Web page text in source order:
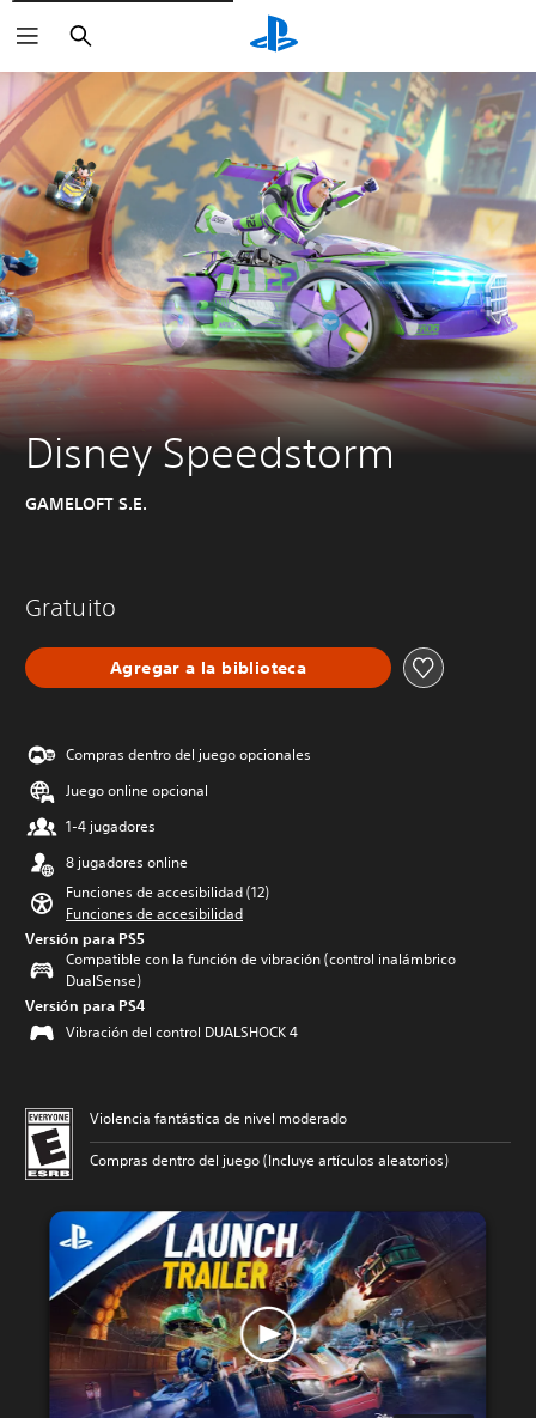
Buscar
Disney Speedstorm
GAMELOFT S.E.
Gratuito
Agregar a la biblioteca
Compras dentro del juego opcionales
Juego online opcional
1-4 jugadores
8 jugadores online
Funciones de accesibilidad (12)
Funciones de accesibilidad
Versión para PS5
Compatible con la función de vibración (control inalámbrico
DualSense)
Versión para PS4
Vibración del control DUALSHOCK 4
Violencia fantástica de nivel moderado
Compras dentro del juego (Incluye artículos aleatorios)